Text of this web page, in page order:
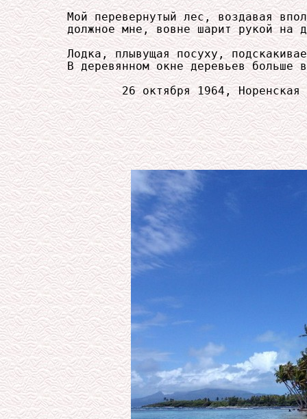
Мой перевернутый лес, воздавая
должное мне, вовне шарит рукой на
Лодка, плывущая посуху,
В деревянном окне деревьев больше
             26 октября 1964, Норенская